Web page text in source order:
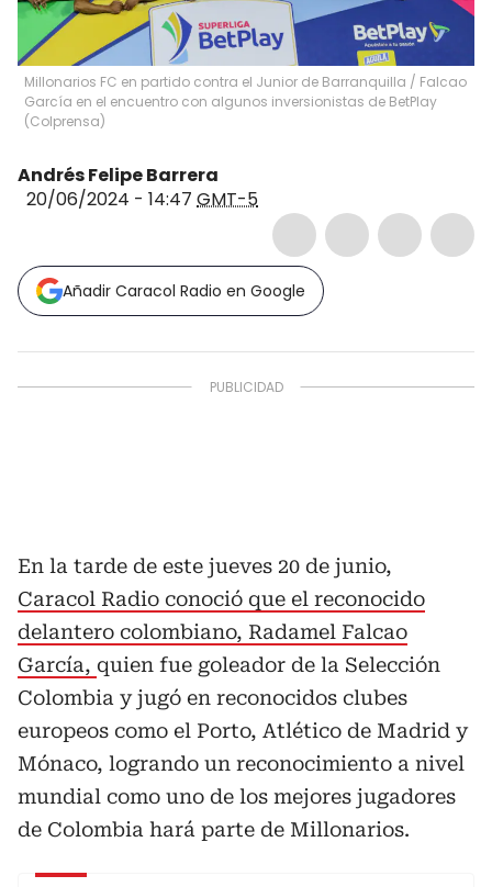
Millonarios FC en partido contra el Junior de Barranquilla / Falcao
García en el encuentro con algunos inversionistas de BetPlay
(Colprensa)
Andrés Felipe Barrera
20/06/2024 - 14:47 GMT-5
Añadir Caracol Radio en Google
En la tarde de este jueves 20 de junio,
Caracol Radio conoció que el reconocido
delantero colombiano, Radamel Falcao
García, quien fue goleador de la Selección
Colombia y jugó en reconocidos clubes
europeos como el Porto, Atlético de Madrid y
Mónaco, logrando un reconocimiento a nivel
mundial como uno de los mejores jugadores
de Colombia hará parte de Millonarios.